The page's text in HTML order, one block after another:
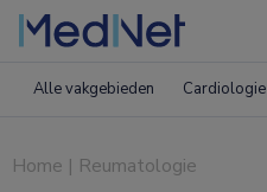
Alle vakgebieden Cardiologie
Home | Reumatologie